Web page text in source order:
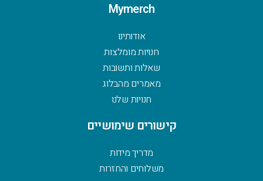
Mymerch
אודותינו
חנויות מומלצות
שאלות ותשובות
מאמרים מהבלוג
חנויות שלנו
קישורים שימושיים
מדריך מידות
משלוחים והחזרות